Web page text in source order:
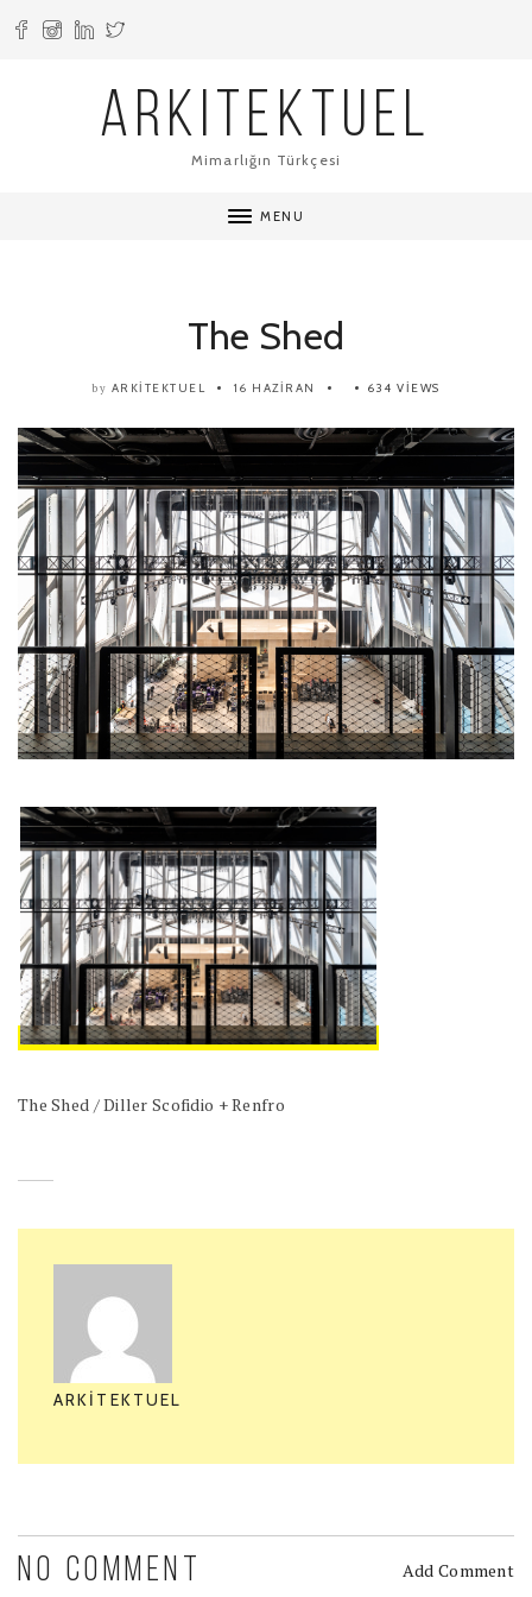
ARKITEKTUEL
Mimarlığın Türkçesi
MENU
The Shed
by ARKITEKTUEL 16 HAZIRAN 634 VIEWS
The Shed / Diller Scofidio + Renfro
ARKITEKTUEL
NO COMMENT Add Comment